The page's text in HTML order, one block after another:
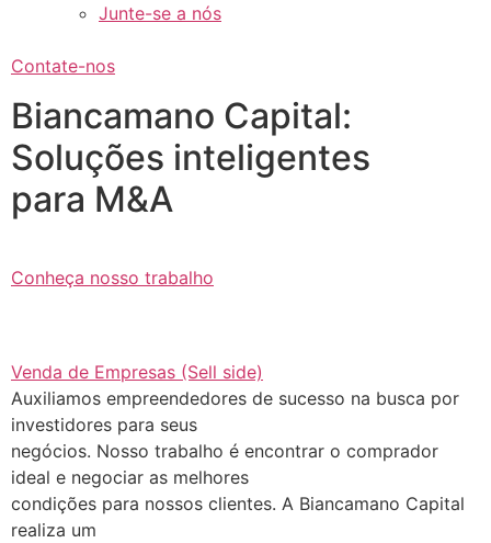
Junte-se a nós
Contate-nos
Biancamano Capital:
Soluções inteligentes
para M&A
Conheça nosso trabalho
Venda de Empresas (Sell side)
Auxiliamos empreendedores de sucesso na busca por
investidores para seus
negócios. Nosso trabalho é encontrar o comprador
ideal e negociar as melhores
condições para nossos clientes. A Biancamano Capital
realiza um